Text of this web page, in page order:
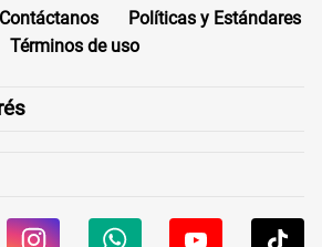
Contáctanos
Políticas y Estándares
Términos de uso